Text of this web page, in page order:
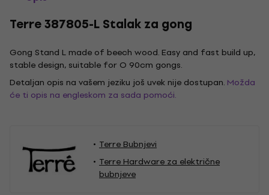
Terre 387805-L Stalak za gong
Gong Stand L made of beech wood. Easy and fast build up,
stable design, suitable for O 90cm gongs.
Detaljan opis na vašem jeziku još uvek nije dostupan. Možda
će ti opis na engleskom za sada pomoći.
Terre Bubnjevi
Terre Hardware za električne
bubnjeve